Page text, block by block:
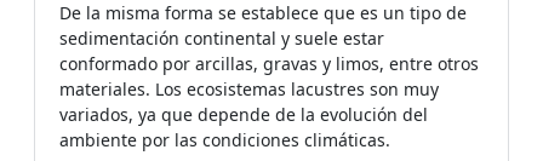
De la misma forma se establece que es un tipo de
sedimentación continental y suele estar
conformado por arcillas, gravas y limos, entre otros
materiales. Los ecosistemas lacustres son muy
variados, ya que depende de la evolución del
ambiente por las condiciones climáticas.